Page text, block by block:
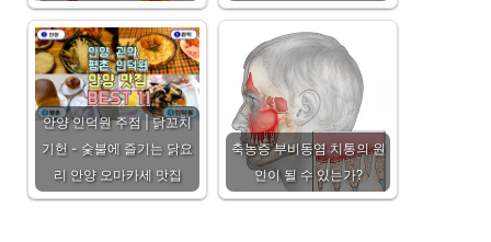
안양 인덕원 주점 | 닭꼬치
기헌 - 숯불에 즐기는 닭요
리 안양 오마카세 맛집
축농증 부비동염 치통의 원
인이 될 수 있는가?